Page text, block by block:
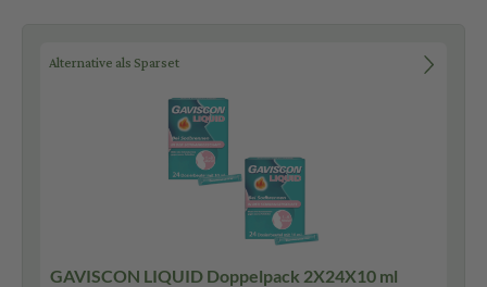
Alternative als Sparset
GAVISCON LIQUID Doppelpack 2X24X10 ml